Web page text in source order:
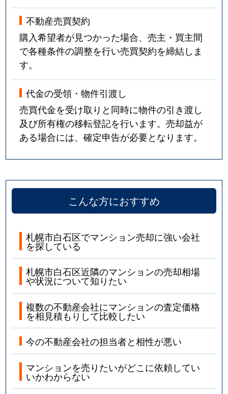
不動産売買契約
購入希望者が見つかった場合、売主・買主間
で各種条件の調整を行い売買契約を締結しま
す。
代金の受領・物件引渡し
売買代金を受け取りと同時に物件の引き渡し
及び所有権の移転登記を行います。売却益が
ある場合には、確定申告が必要となります。
こんな方におすすめ
札幌市白石区でマンション売却に強い会社
を探している
札幌市白石区近隣のマンションの売却相場
や状況について知りたい
複数の不動産会社にマンションの査定価格
を相見積もりして比較したい
今の不動産会社の担当者と相性が悪い
マンションを売りたいがどこに依頼してい
いかわからない